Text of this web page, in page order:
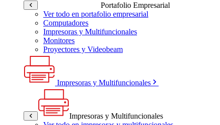
Portafolio Empresarial
Ver todo en portafolio empresarial
Computadores
Impresoras y Multifuncionales
Monitores
Proyectores y Videobeam
Impresoras y Multifuncionales
Impresoras y Multifuncionales